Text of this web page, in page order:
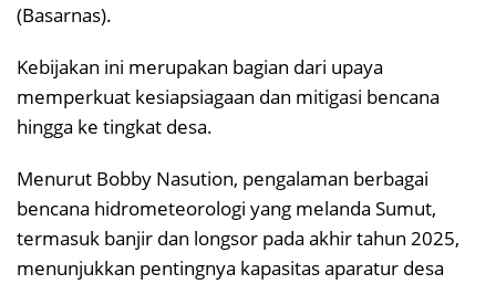
(Basarnas).
Kebijakan ini merupakan bagian dari upaya
memperkuat kesiapsiagaan dan mitigasi bencana
hingga ke tingkat desa.
Menurut Bobby Nasution, pengalaman berbagai
bencana hidrometeorologi yang melanda Sumut,
termasuk banjir dan longsor pada akhir tahun 2025,
menunjukkan pentingnya kapasitas aparatur desa